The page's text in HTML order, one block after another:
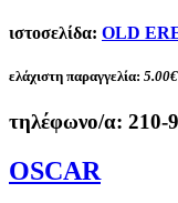
ιστοσελίδα: OLD
ελάχιστη παραγγελία: 5.00€
τηλέφωνο/α: 210-
OSCAR